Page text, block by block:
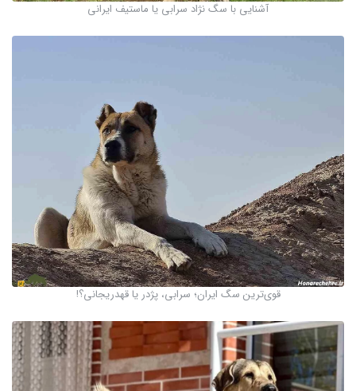
آشنایی با سگ نژاد سرابی یا ماستیف ایرانی
قوی‌ترین سگ ایران؛ سرابی، پژدر یا قهدریجانی؟!